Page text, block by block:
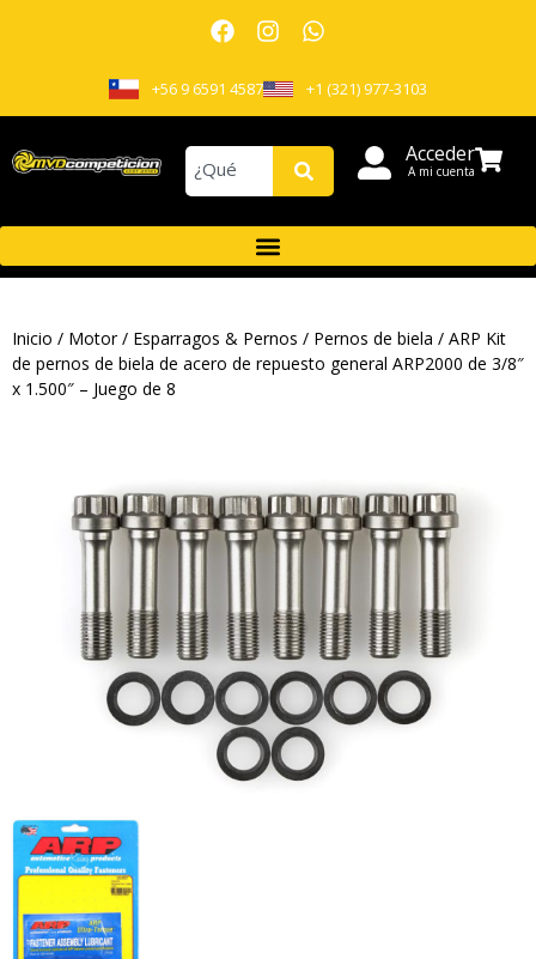
+56 9 6591 4587 +1 (321) 977-3103
Acceder
A mi cuenta
Inicio / Motor/ Esparragos & Pernos / Pernos de biela / ARP Kit
de pernos de biela de acero de repuesto general ARP2000 de 3/8″
x 1.500″ – Juego de 8